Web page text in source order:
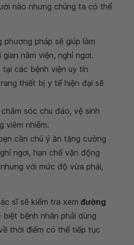
nào nhưng chúng ta có thể
pháp sẽ giúp làm
nằm viện, nghỉ ngơi.
các bệnh viện uy tín
thiết bị y tế hiện đại sẽ
sóc chu đáo, vệ sinh
viêm nhiễm.
cần chú ý ăn tăng cường
ngơi, hạn chế vận động
với mức độ vừa phải,
sĩ sẽ kiểm tra xem đường
bệnh nhân phải dùng
thời điểm có thể tiếp tục